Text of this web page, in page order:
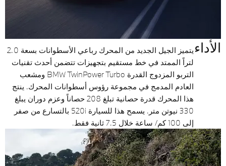
الأداء
يتميز الجيل الجديد من المحرك رباعي الأسطوانات بسعة 2.0
لتراً الممتد في خط مستقيم بتجهيزات تتضمن أحدث تقنيات
التربو المزدوج القدرة BMW TwinPower Turbo ومشعب
العادم المدمج في مجموعة رؤوس أسطوانات المحرك. ينتج
هذا المحرك قدرة حصانية تبلغ 208 حصاناً وعزم دوران يبلغ
330 نيوتن متر. يسمح هذا للسيارة 520i بالتسارع من صفر
إلى 100 كم/ ساعة خلال 7.5 ثانية فقط.